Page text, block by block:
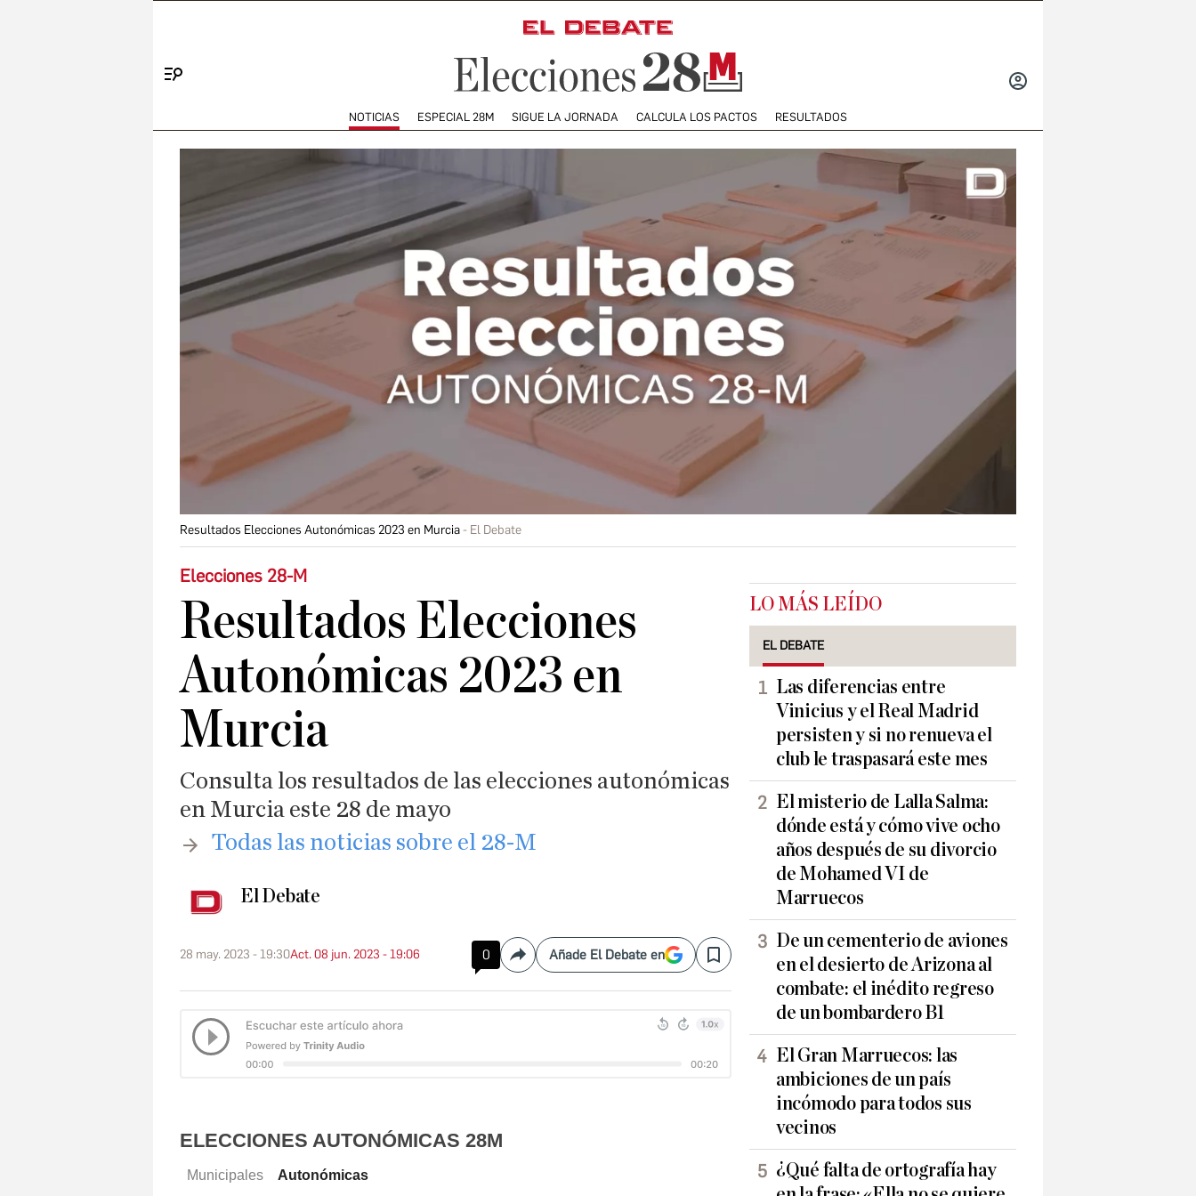
NOTICIAS ESPECIAL 28M SIGUE LA JORNADA CALCULA LOS PACTOS RESULTADOS
Resultados Elecciones Autonómicas 2023 en Murcia El Debate
Elecciones 28-M
Resultados Elecciones
Autonómicas 2023 en
Murcia
Consulta los resultados de las elecciones autonómicas
en Murcia este 28 de mayo
​Todas las noticias sobre el 28-M
El Debate
28 may. 2023 - 19:30Act. 08 jun. 2023 - 19:06 0 CompartirAñade El Debate en Save
LO MÁS LEÍDO
EL DEBATE
Las diferencias entre
Vinicius y el Real Madrid
persisten y si no renueva el
club le traspasará este mes
El misterio de Lalla Salma:
dónde está y cómo vive ocho
años después de su divorcio
de Mohamed VI de
Marruecos
De un cementerio de aviones
en el desierto de Arizona al
combate: el inédito regreso
de un bombardero B1
El Gran Marruecos: las
ambiciones de un país
incómodo para todos sus
vecinos
¿Qué falta de ortografía hay